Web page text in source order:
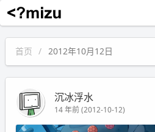
沉冰浮水
首页 2012年10月12日
沉冰浮水
14 年前 (2012-10-12)